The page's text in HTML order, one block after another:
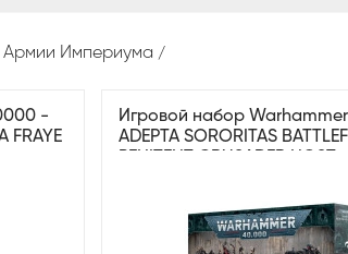
Армии Империума
-
FRAYE
Игровой набор
ADEPTA SORORITAS